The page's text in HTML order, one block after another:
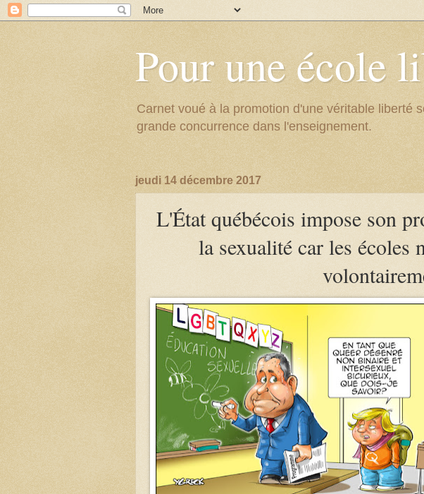
Pour une école
Carnet voué à la promotion d'une véritable liberté
grande concurrence dans l'enseignement.
jeudi 14 décembre 2017
L'État québécois impose son
la sexualité car les écoles